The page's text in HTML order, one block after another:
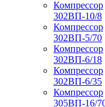
Компрессор
302ВП-10/8
Компрессор
302ВП-5/70
Компрессор
302ВП-6/18
Компрессор
302ВП-6/35
Компрессор
305ВП-16/